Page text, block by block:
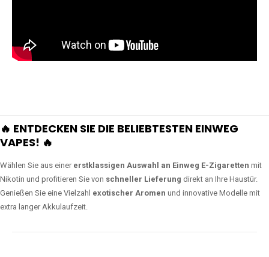
🔥 ENTDECKEN SIE DIE BELIEBTESTEN EINWEG
VAPES! 🔥
Wählen Sie aus einer erstklassigen Auswahl an Einweg E-Zigaretten mit
Nikotin und profitieren Sie von schneller Lieferung direkt an Ihre Haustür.
Genießen Sie eine Vielzahl exotischer Aromen und innovative Modelle mit
extra langer Akkulaufzeit.